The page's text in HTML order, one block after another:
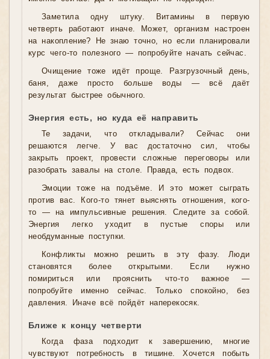
Заметила одну штуку. Витамины в первую
четверть работают иначе. Может, организм настроен
на накопление? Не знаю точно, но если планировали
курс чего-то полезного — попробуйте начать сейчас.
Очищение тоже идёт проще. Разгрузочный день,
баня, даже просто больше воды — всё даёт
результат быстрее обычного.
Энергия есть, но куда её направить
Те задачи, что откладывали? Сейчас они
решаются легче. У вас достаточно сил, чтобы
закрыть проект, провести сложные переговоры или
разобрать завалы на столе. Правда, есть подвох.
Эмоции тоже на подъёме. И это может сыграть
против вас. Кого-то тянет выяснять отношения, кого-
то — на импульсивные решения. Следите за собой.
Энергия легко уходит в пустые споры или
необдуманные поступки.
Конфликты можно решить в эту фазу. Люди
становятся более открытыми. Если нужно
помириться или прояснить что-то важное —
попробуйте именно сейчас. Только спокойно, без
давления. Иначе всё пойдёт наперекосяк.
Ближе к концу четверти
Когда фаза подходит к завершению, многие
чувствуют потребность в тишине. Хочется побыть